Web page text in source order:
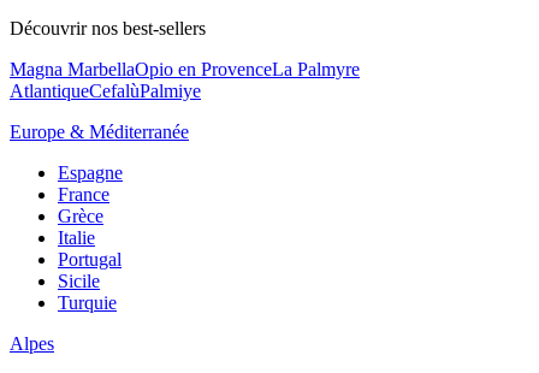
Découvrir nos best-sellers
Magna MarbellaOpio en ProvenceLa Palmyre
AtlantiqueCefalùPalmiye
Europe & Méditerranée
Espagne
France
Grèce
Italie
Portugal
Sicile
Turquie
Alpes